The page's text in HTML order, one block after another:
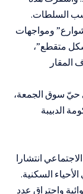
السلطات.
ومواجهات
متقطع”،
المقار
أكثر من 500 شخص في حيّ سوق الجمعة،
الدبيبة
انتشارا
السكنية.
واحتراق عدد